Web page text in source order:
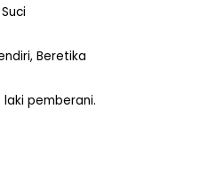
Beretika
pemberani.